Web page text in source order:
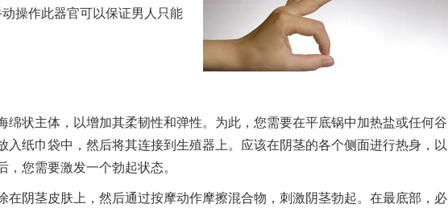
动操作此器官可以保证男人只能
绵状主体，以增加其柔韧性和弹性。为此，您需要在平底锅中加热盐或任何谷
入纸巾袋中，然后将其连接到生殖器上。应该在阴茎的各个侧面进行热身，以
您需要激发一个勃起状态。
在阴茎皮肤上，然后通过按摩动作摩擦混合物，刺激阴茎勃起。在最底部，必